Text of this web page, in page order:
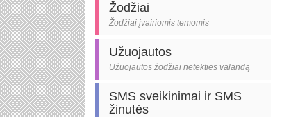
Žodžiai
Žodžiai įvairiomis temomis
Užuojautos
Užuojautos žodžiai netekties valandą
SMS sveikinimai ir SMS
žinutės